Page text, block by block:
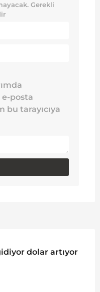
Gerekli
e-posta
bu tarayıcıya
dolar artıyor